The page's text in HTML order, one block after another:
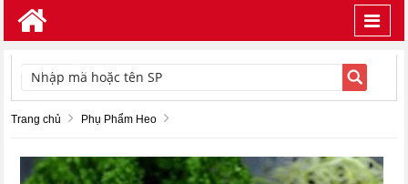
TÌM KIẾM
Trang chủ Phụ Phẩm Heo